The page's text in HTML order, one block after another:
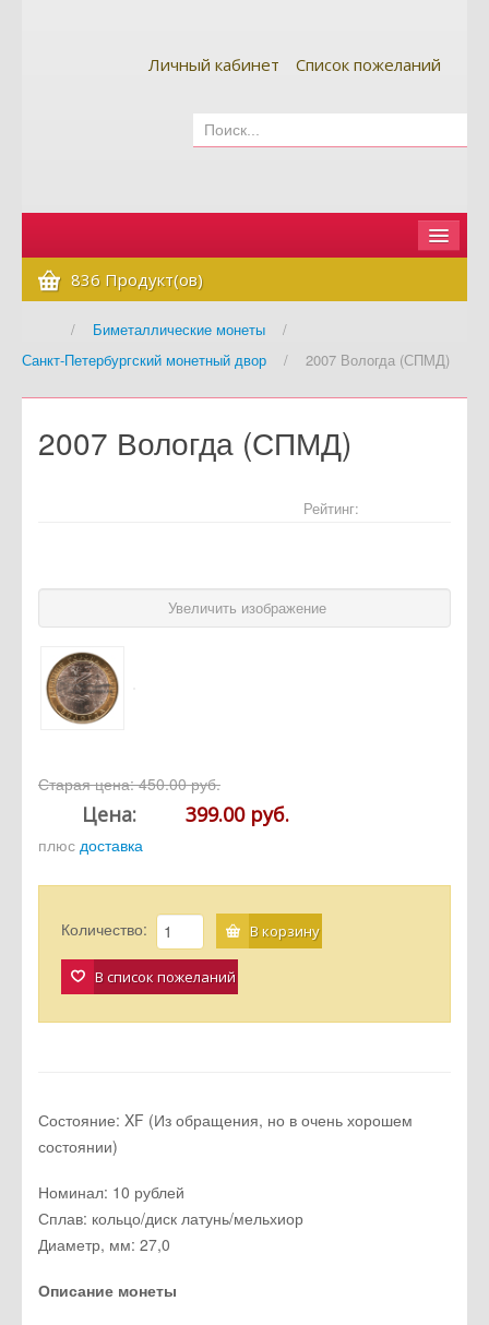
Личный кабинет Список пожеланий
Главная
Как сделать заказ
Оплата и доставка
Вопрос-ответ
Статьи
836 Продукт(ов)
/ Биметаллические монеты
/
Санкт-Петербургский монетный двор
/ 2007 Вологда (СПМД)
2007 Вологда (СПМД)
Рейтинг:
Увеличить изображение
Цена: 399.00 руб.
Количество:
В список пожеланий